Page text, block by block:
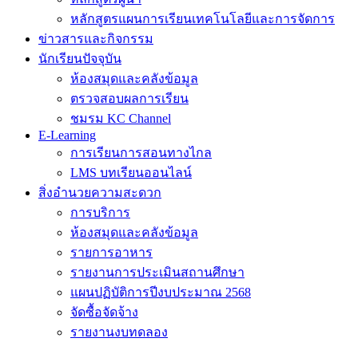
หลักสูตรแผนการเรียนเทคโนโลยีและการจัดการ
ข่าวสารและกิจกรรม
นักเรียนปัจจุบัน
ห้องสมุดและคลังข้อมูล
ตรวจสอบผลการเรียน
ชมรม KC Channel
E-Learning
การเรียนการสอนทางไกล
LMS บทเรียนออนไลน์
สิ่งอำนวยความสะดวก
การบริการ
ห้องสมุดและคลังข้อมูล
รายการอาหาร
รายงานการประเมินสถานศึกษา
แผนปฏิบัติการปีงบประมาณ 2568
จัดซื้อจัดจ้าง
รายงานงบทดลอง